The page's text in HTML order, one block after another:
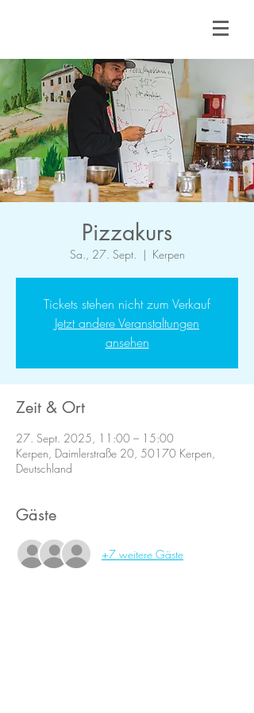
Pizzakurs
Sa., 27. Sept.
  |
Kerpen
Tickets stehen nicht zum Verkauf
Jetzt andere Veranstaltungen
ansehen
Zeit & Ort
27. Sept. 2025, 11:00 – 15:00
Kerpen, Daimlerstraße 20, 50170 Kerpen,
Deutschland
Gäste
+7 weitere Gäste